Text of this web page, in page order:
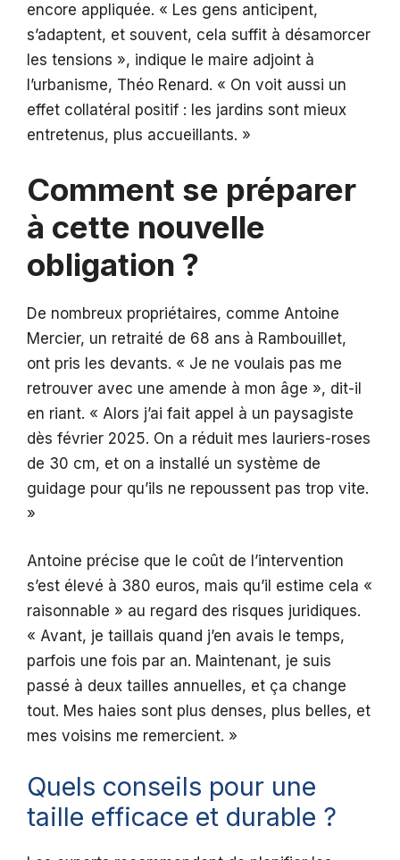
encore appliquée. « Les gens anticipent,
s’adaptent, et souvent, cela suffit à désamorcer
les tensions », indique le maire adjoint à
l’urbanisme, Théo Renard. « On voit aussi un
effet collatéral positif : les jardins sont mieux
entretenus, plus accueillants. »
Comment se préparer
à cette nouvelle
obligation ?
De nombreux propriétaires, comme Antoine
Mercier, un retraité de 68 ans à Rambouillet,
ont pris les devants. « Je ne voulais pas me
retrouver avec une amende à mon âge », dit-il
en riant. « Alors j’ai fait appel à un paysagiste
dès février 2025. On a réduit mes lauriers-roses
de 30 cm, et on a installé un système de
guidage pour qu’ils ne repoussent pas trop vite.
»
Antoine précise que le coût de l’intervention
s’est élevé à 380 euros, mais qu’il estime cela «
raisonnable » au regard des risques juridiques.
« Avant, je taillais quand j’en avais le temps,
parfois une fois par an. Maintenant, je suis
passé à deux tailles annuelles, et ça change
tout. Mes haies sont plus denses, plus belles, et
mes voisins me remercient. »
Quels conseils pour une
taille efficace et durable ?